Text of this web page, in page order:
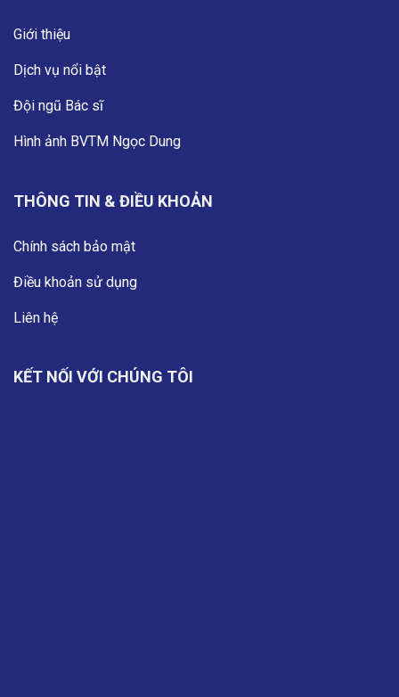
Giới thiệu
Dịch vụ nổi bật
Đội ngũ Bác sĩ
Hình ảnh BVTM Ngọc Dung
THÔNG TIN & ĐIỀU KHOẢN
Chính sách bảo mật
Điều khoản sử dụng
Liên hệ
KẾT NỐI VỚI CHÚNG TÔI